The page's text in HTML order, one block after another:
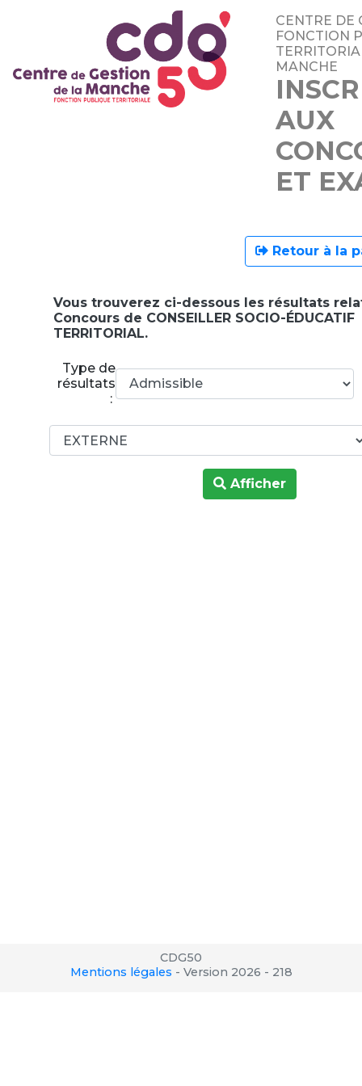
CENTRE DE
FONCTION
MANCHE
AUX
ET
Retour à la
Vous trouverez ci-dessous les résultats
Concours de CONSEILLER SOCIO-ÉDUCATIF
TERRITORIAL.
Type de
résultats
:
Afficher
CDG50
Mentions légales - Version 2026 - 218